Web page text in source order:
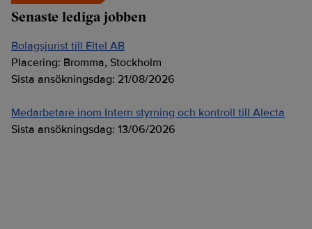
Senaste lediga jobben
Bolagsjurist till Eltel AB
Placering: Bromma, Stockholm
Sista ansökningsdag: 21/08/2026
Medarbetare inom Intern styrning och kontroll till Alecta
Sista ansökningsdag: 13/06/2026